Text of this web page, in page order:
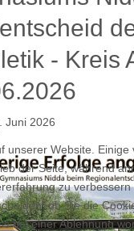
- Kreis
Juni 2026
unserer Website. Einige
der Seite, während
zu verbessern
ob Sie die
bei einer Ablehnung